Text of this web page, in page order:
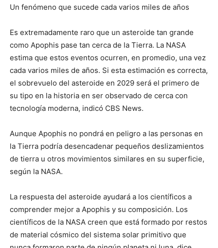
Un fenómeno que sucede cada varios miles de años
Es extremadamente raro que un asteroide tan grande
como Apophis pase tan cerca de la Tierra. La NASA
estima que estos eventos ocurren, en promedio, una vez
cada varios miles de años. Si esta estimación es correcta,
el sobrevuelo del asteroide en 2029 será el primero de
su tipo en la historia en ser observado de cerca con
tecnología moderna, indicó CBS News.
Aunque Apophis no pondrá en peligro a las personas en
la Tierra podría desencadenar pequeños deslizamientos
de tierra u otros movimientos similares en su superficie,
según la NASA.
La respuesta del asteroide ayudará a los científicos a
comprender mejor a Apophis y su composición. Los
científicos de la NASA creen que está formado por restos
de material cósmico del sistema solar primitivo que